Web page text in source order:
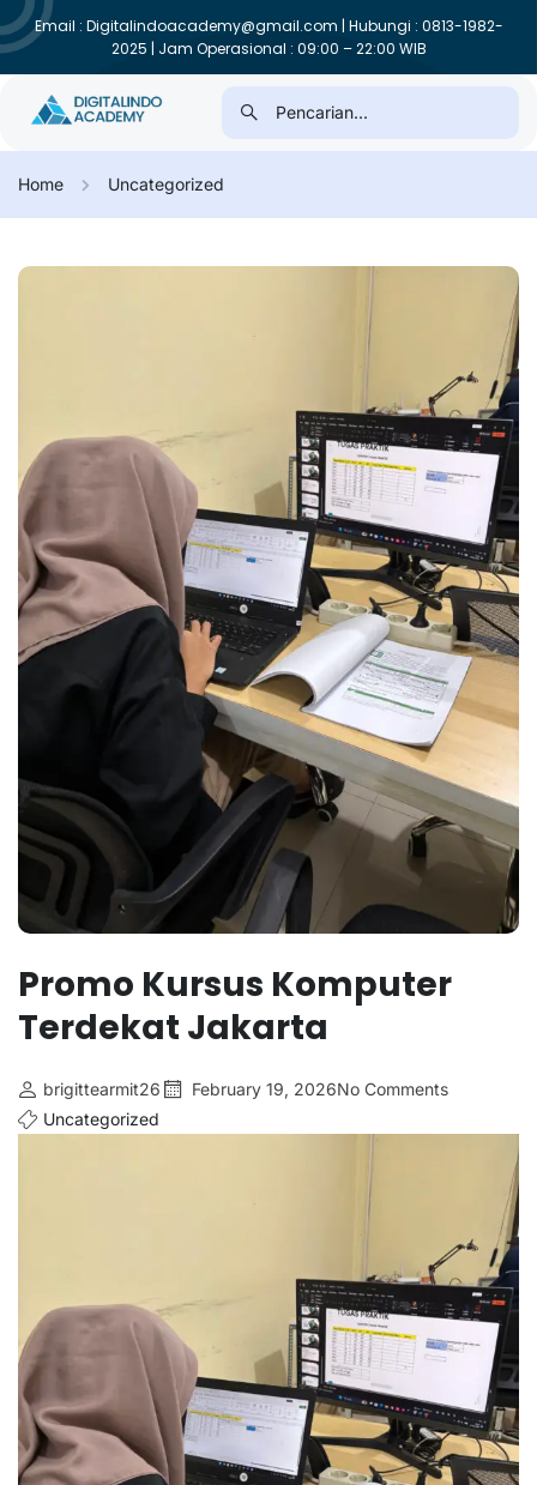
Email : Digitalindoacademy@gmail.com | Hubungi : 0813-1982-
2025 | Jam Operasional : 09:00 – 22:00 WIB
Home Uncategorized
Promo Kursus Komputer
Terdekat Jakarta
brigittearmit26 February 19, 2026No Comments
Uncategorized